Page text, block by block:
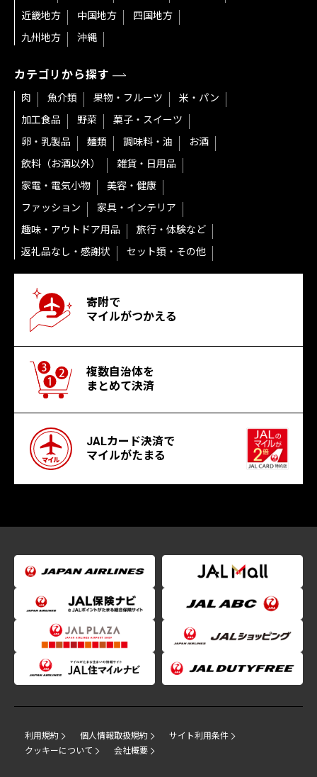
近畿地方
中国地方
四国地方
九州地方
沖縄
カテゴリから探す
肉 魚介類 果物・フルーツ
米・パン
加工食品
野菜
菓子・スイーツ
卵・乳製品
麺類 調味料・油
お酒
飲料（お酒以外）
雑貨・日用品
家電・電気小物
美容・健康
ファッション
家具・インテリア
趣味・アウトドア用品
旅行・体験など
返礼品なし・感謝状
セット類・その他
寄附で
マイルがつかえる
複数自治体を
まとめて決済
JALカード決済で
マイルがたまる
利用規約 個人情報取扱規約
サイト利用条件
クッキーについて
会社概要